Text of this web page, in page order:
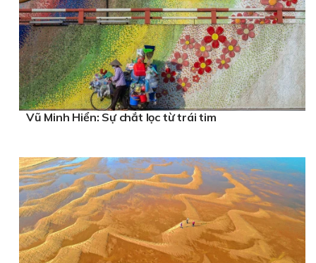
Vũ Minh Hiển: Sự chắt lọc từ trái tim